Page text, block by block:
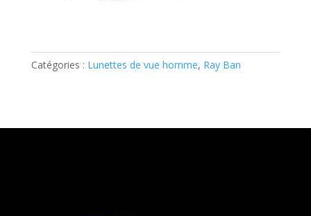
Catégories : Lunettes de vue homme, Ray Ban